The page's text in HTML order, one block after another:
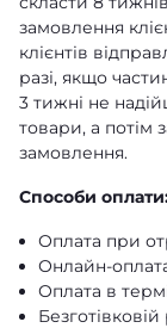
замовлення
клієнтів
разі, якщо
3 тижні не
товари, а потім
замовлення.
Способи
Оплата при
Онлайн-
Оплата в